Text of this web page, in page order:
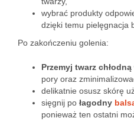
wybrać produkty
dzięki temu pielęgnacja
Po zakończeniu golenia:
Przemyj twarz
pory oraz
delikatnie osusz skórę
sięgnij po łagodny
ponieważ ten ostatni